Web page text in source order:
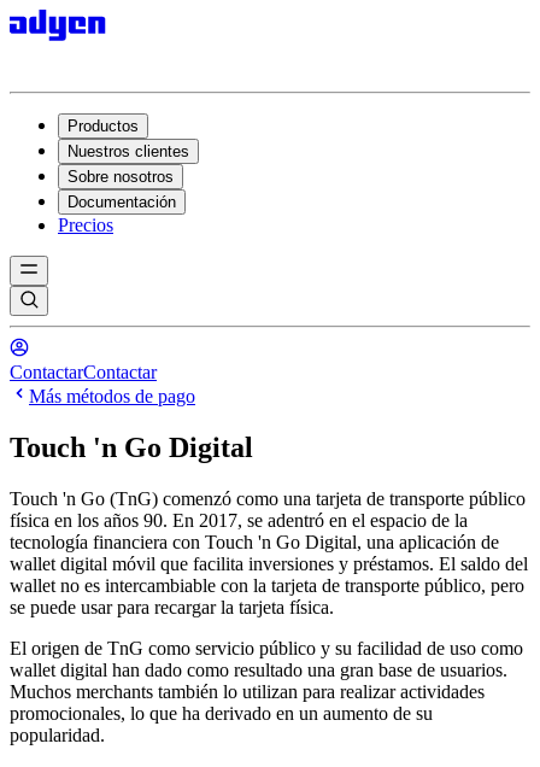
Productos
Nuestros clientes
Sobre nosotros
Documentación
Precios
ContactarContactar
Más métodos de pago
Touch 'n Go Digital
Touch 'n Go (TnG) comenzó como una tarjeta de transporte público
física en los años 90. En 2017, se adentró en el espacio de la
tecnología financiera con Touch 'n Go Digital, una aplicación de
wallet digital móvil que facilita inversiones y préstamos. El saldo del
wallet no es intercambiable con la tarjeta de transporte público, pero
se puede usar para recargar la tarjeta física.
El origen de TnG como servicio público y su facilidad de uso como
wallet digital han dado como resultado una gran base de usuarios.
Muchos merchants también lo utilizan para realizar actividades
promocionales, lo que ha derivado en un aumento de su
popularidad.